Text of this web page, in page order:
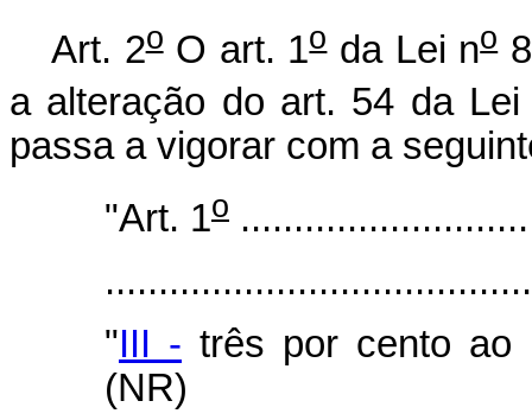
Art. 2oO art. 1oda Lei no
a alteração do art. 54 da Lei
passa a vigorar com a
"Art. 1o
"III - três por cento ao
(NR)